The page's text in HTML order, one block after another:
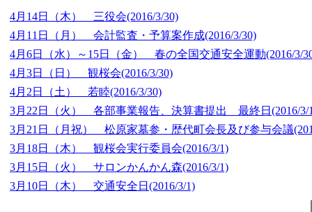
4月14日（木） 三役会(2016/3/30)
4月11日（月） 会計監査・予算案作成(2016/3/30)
4月6日（水）～15日（金） 春の全国交通安全運動(2016/3/
4月3日（日） 観桜会(2016/3/30)
4月2日（土） 若睦(2016/3/30)
3月22日（火） 各部事業報告、決算書提出 最終日 (2016/3/
3月21日（月祝） 松原家墓参・歴代町会長及び参与会議
3月18日（木） 観桜会実行委員会(2016/3/1)
3月15日（火） サロンかんかん森(2016/3/1)
3月10日（木） 交通安全日 (2016/3/1)